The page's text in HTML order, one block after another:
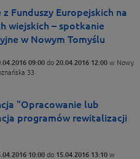
z Funduszy Europejskich na
wiejskich – spotkanie
w Nowym Tomyślu
09:00 do 20.04.2016 12:00 w Nowy
33
"Opracowanie lub
programów rewitalizacji
10:00 do 15.04.2016 13:10 w